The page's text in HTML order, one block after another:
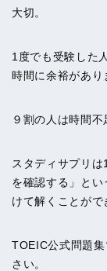
大切。
1度でも受験した
時間に余裕があり
９割の人は時間
スタディサプリ
を確認する」と
けて解くことがで
TOEIC公式問題
さい。